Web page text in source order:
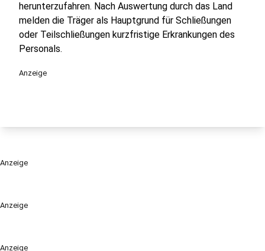
Anzeige
Anzeige
herunterzufahren. Nach Auswertung durch das Land
melden die Träger als Hauptgrund für Schließungen
oder Teilschließungen kurzfristige Erkrankungen des
Personals.
Anzeige
Anzeige